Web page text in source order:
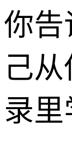
你告
己
录里